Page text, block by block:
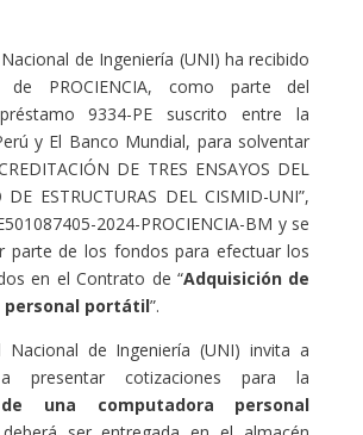
de Ingeniería (UNI) ha recibido
de PROCIENCIA, como parte del
9334-PE suscrito entre la
y El Banco Mundial, para solventar
DE TRES ENSAYOS DEL
DE ESTRUCTURAS DEL CISMID-UNI”,
2024-PROCIENCIA-BM y se
parte de los fondos para efectuar los
en el Contrato de “Adquisición de
personal portátil”.
Nacional de Ingeniería (UNI) invita a
a presentar cotizaciones para la
una computadora personal